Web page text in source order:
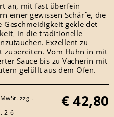
an, mit fast überfein
einer gewissen Schärfe, die
gekleidet
in die traditionelle
Exzellent zu
zubereiten. Vom Huhn in mit
Sauce bis zu Vacherin mit
gefüllt aus dem Ofen.
zzgl.
2-6
€ 42,80